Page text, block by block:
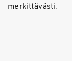
merkittävästi.